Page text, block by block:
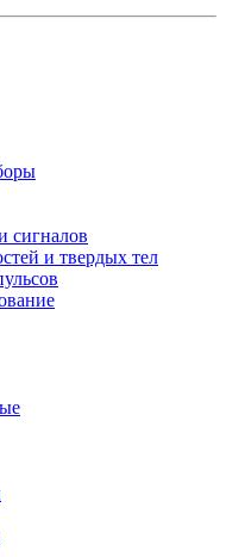
сигналов
и твердых тел